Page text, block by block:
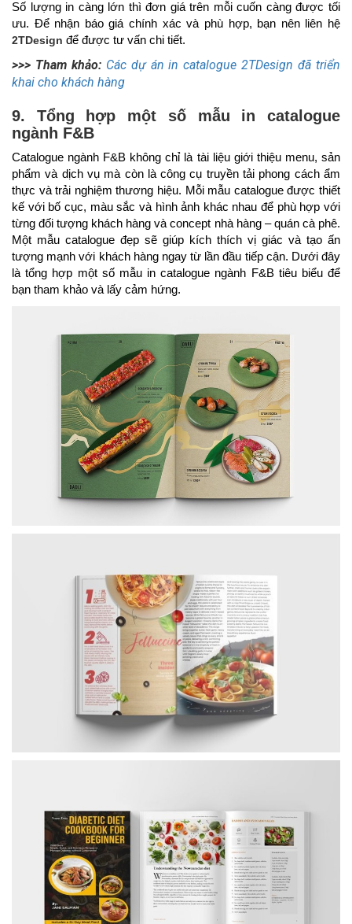
Số lượng in càng lớn thì đơn giá trên mỗi cuốn càng được tối
ưu. Để nhận báo giá chính xác và phù hợp, bạn nên liên hệ
2TDesign để được tư vấn chi tiết.
>>> Tham khảo: Các dự án in catalogue 2TDesign đã triển
khai cho khách hàng
9. Tổng hợp một số mẫu in catalogue
ngành F&B
Catalogue ngành F&B không chỉ là tài liệu giới thiệu menu, sản
phẩm và dịch vụ mà còn là công cụ truyền tải phong cách ẩm
thực và trải nghiệm thương hiệu. Mỗi mẫu catalogue được thiết
kế với bố cục, màu sắc và hình ảnh khác nhau để phù hợp với
từng đối tượng khách hàng và concept nhà hàng – quán cà phê.
Một mẫu catalogue đẹp sẽ giúp kích thích vị giác và tạo ấn
tượng mạnh với khách hàng ngay từ lần đầu tiếp cận. Dưới đây
là tổng hợp một số mẫu in catalogue ngành F&B tiêu biểu để
bạn tham khảo và lấy cảm hứng.